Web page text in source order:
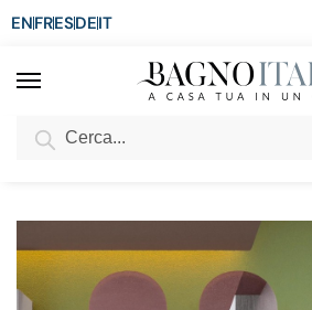
ENFRESDEIT
SCONTO del 3%